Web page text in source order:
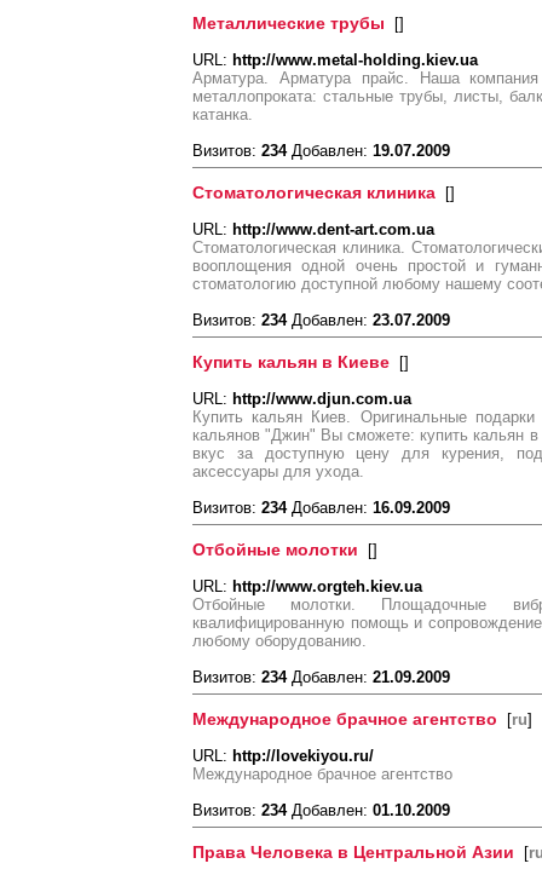
Металлические трубы []
URL: http://www.metal-holding.kiev.ua
Арматура. Арматура прайс. Наша компания
металлопроката: стальные трубы, листы,
катанка.
Визитов: 234Добавлен: 19.07.2009
Стоматологическая клиника []
URL: http://www.dent-art.com.ua
Стоматологическая клиника.
вооплощения одной очень простой и
стоматологию доступной любому нашему
Визитов: 234Добавлен: 23.07.2009
Купить кальян в Киеве []
URL: http://www.djun.com.ua
Купить кальян Киев. Оригинальные
кальянов "Джин" Вы сможете: купить кальян
вкус за доступную цену для курения,
аксессуары для ухода.
Визитов: 234Добавлен: 16.09.2009
Отбойные молотки []
URL: http://www.orgteh.kiev.ua
Отбойные молотки. Площадочные
квалифицированную помощь и
любому оборудованию.
Визитов: 234Добавлен: 21.09.2009
Международное брачное агентство [ru]
URL: http://lovekiyou.ru/
Международное брачное агентство
Визитов: 234Добавлен: 01.10.2009
Права Человека в Центральной Азии [